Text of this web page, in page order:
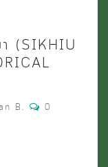
มา
(SIKHIU
B. Comments
0